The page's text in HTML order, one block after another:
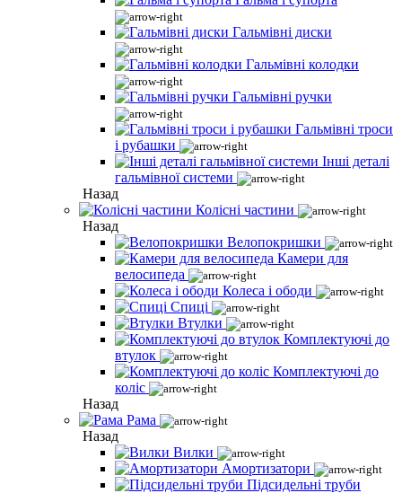
Гальмівні диски
Гальмівні колодки
Гальмівні ручки
Гальмівні троси
і рубашки
Інші деталі
гальмівної системи
Назад
Колісні частини
Назад
Велопокришки
Камери для
велосипеда
Колеса і ободи
Спиці
Втулки
Комплектуючі до
втулок
Комплектуючі до
коліс
Назад
Рама
Назад
Вилки
Амортизатори
Підсидельні труби